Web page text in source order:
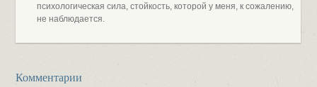
психологическая сила, стойкость, которой у меня, к сожалению,
не наблюдается.
Комментарии